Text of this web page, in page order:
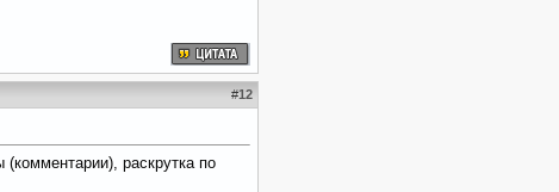
#12
раскрутка по